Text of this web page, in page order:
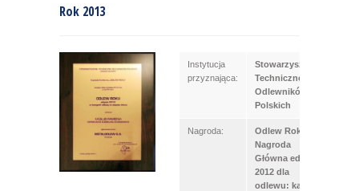
Rok 2013
Instytucja
przyznająca:
Stowarzyszenie
Techniczne
Odlewników
Polskich
Nagroda:
Odlew Roku –
Nagroda
Główna edycja
2012 dla
odlewu: kadłub